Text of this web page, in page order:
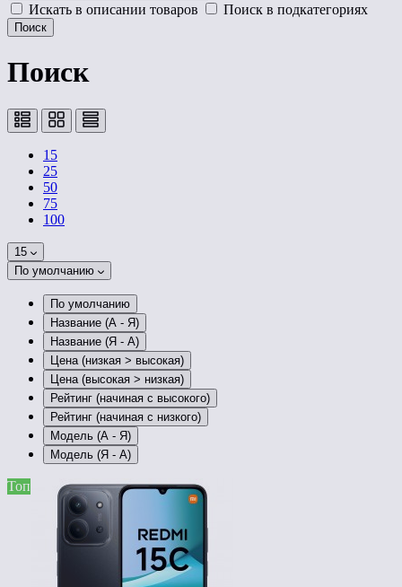
Искать в описании товаров Поиск в подкатегориях
Поиск
15
25
50
75
100
15
По умолчанию
По умолчанию
Название (А - Я)
Название (Я - А)
Цена (низкая > высокая)
Цена (высокая > низкая)
Рейтинг (начиная с высокого)
Рейтинг (начиная с низкого)
Модель (А - Я)
Модель (Я - А)
Топ